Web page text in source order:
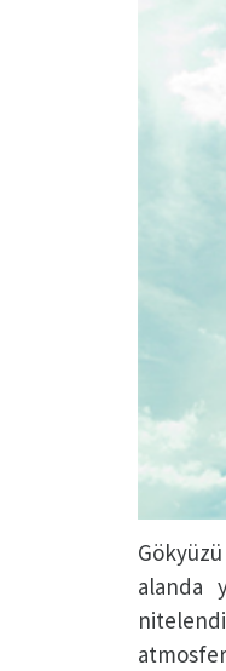
alanda